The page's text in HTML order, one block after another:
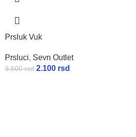
Prsluk Vuk
Prsluci, Sevn Outlet
3.500rsd 2.100 rsd